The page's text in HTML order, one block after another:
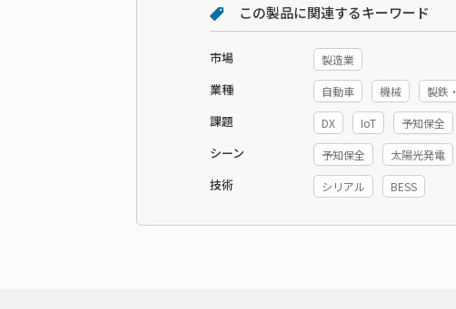
この製品に関連するキーワード
市場 製造業
業種 自動車 機械 製鉄
課題 DX IoT 予知保全
シーン 予知保全 太陽光発電
技術 シリアル BESS